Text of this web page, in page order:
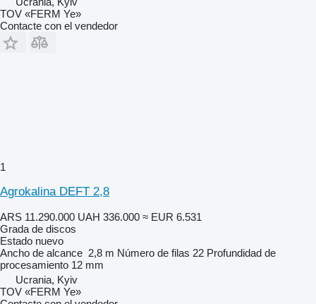
TOV «FERM Ye»
Contacte con el vendedor
1
Agrokalina DEFT 2,8
ARS 11.290.000 UAH 336.000 ≈ EUR 6.531
Grada de discos
Estado nuevo
Ancho de alcance 2,8 m Número de filas 22 Profundidad de
procesamiento 12 mm
Ucrania, Kyiv
TOV «FERM Ye»